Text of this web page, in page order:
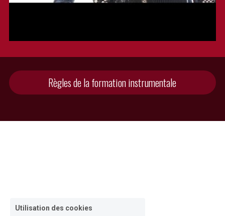
Règles de la formation instrumentale
Utilisation des cookies